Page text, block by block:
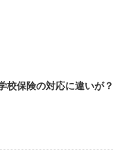
校保険の対応に違いが